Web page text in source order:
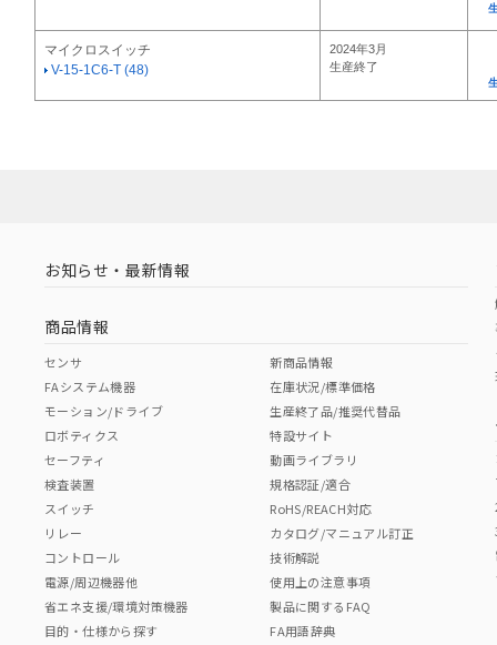
マイクロスイッチ
V-15-1C6-T (48)
2024年3月
生産終了
お知らせ・最新情報
商品情報
センサ
FAシステム機器
モーション/ドライブ
ロボティクス
セーフティ
検査装置
スイッチ
リレー
コントロール
電源/周辺機器他
省エネ支援/環境対策機器
目的・仕様から探す
新商品情報
在庫状況/標準価格
生産終了品/推奨代替品
特設サイト
動画ライブラリ
規格認証/適合
RoHS/REACH対応
カタログ/マニュアル訂正
技術解説
使用上の注意事項
製品に関するFAQ
FA用語辞典